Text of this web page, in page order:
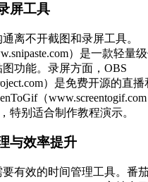
屏工具
离不开截图和录屏工具。
）是一款轻量
功能。录屏方面，OBS
）是免费开源的直
（
特别适合制作教程演示。
与效率提升
有效的时间管理工具。番